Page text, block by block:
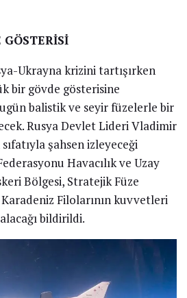
GÖSTERİSİ
Ukrayna krizini tartışırken
bir gövde gösterisine
balistik ve seyir füzelerle bir
Rusya Devlet Lideri Vladimir
şahsen izleyeceği
Havacılık ve Uzay
Bölgesi, Stratejik Füze
Filolarının kuvvetleri
bildirildi.